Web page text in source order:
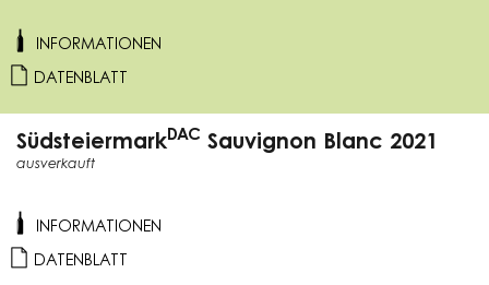
INFORMATIONEN
DATENBLATT
SüdsteiermarkDAC Sauvignon Blanc 2021
ausverkauft
INFORMATIONEN
DATENBLATT